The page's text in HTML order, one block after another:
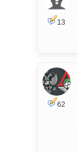
13
62